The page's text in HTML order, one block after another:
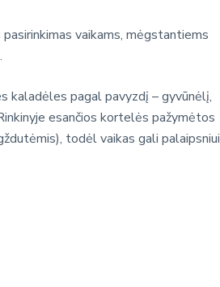
vaikams, mėgstantiems
kaladėles pagal pavyzdį – gyvūnėlį,
esančios kortelės pažymėtos
todėl vaikas gali palaipsniui